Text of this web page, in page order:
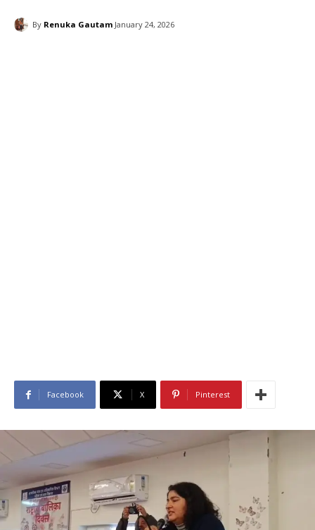
By Renuka Gautam January 24, 2026
Facebook X Pinterest